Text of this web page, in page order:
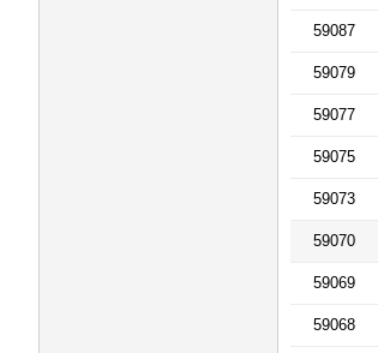
59087
59079
59077
59075
59073
59070
59069
59068